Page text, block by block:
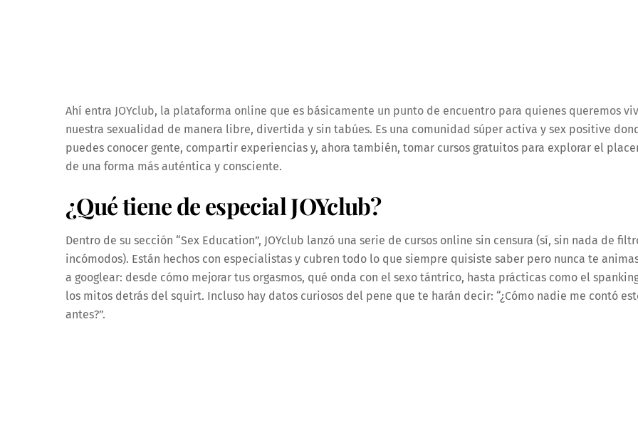
Ahí entra JOYclub, la plataforma online que es básicamente un punto de encuentro para quienes queremos
nuestra sexualidad de manera libre, divertida y sin tabúes. Es una comunidad súper activa y sex positive
puedes conocer gente, compartir experiencias y, ahora también, tomar cursos gratuitos para explorar el
de una forma más auténtica y consciente.
¿Qué tiene de especial JOYclub?
Dentro de su sección “Sex Education”, JOYclub lanzó una serie de cursos online sin censura (sí, sin nada de
incómodos). Están hechos con especialistas y cubren todo lo que siempre quisiste saber pero nunca te
a googlear: desde cómo mejorar tus orgasmos, qué onda con el sexo tántrico, hasta prácticas como el
los mitos detrás del squirt. Incluso hay datos curiosos del pene que te harán decir: “¿Cómo nadie me contó
antes?”.